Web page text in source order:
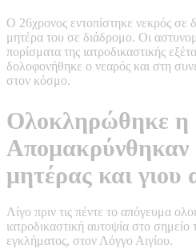
Ο 26χρονος εντοπίστηκε νεκρός σε
μητέρα του σε διάδρομο. Οι
πορίσματα της ιατροδικαστικής
δολοφονήθηκε ο νεαρός και στη
στον κόσμο.
Ολοκληρώθηκε η
Απομακρύνθηκαν
μητέρας και γιου
Λίγο πριν τις πέντε το απόγευμα
ιατροδικαστική αυτοψία στο
εγκλήματος, στον Λόγγο Αιγίου.